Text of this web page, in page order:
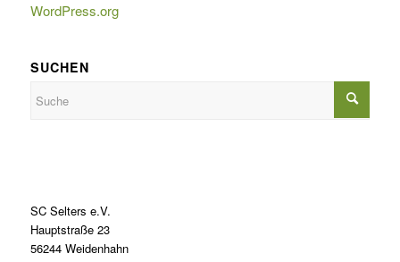
WordPress.org
SUCHEN
SC Selters e.V.
Hauptstraße 23
56244 Weidenhahn